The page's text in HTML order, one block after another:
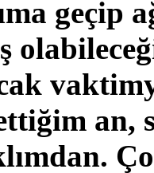
geçip
an,